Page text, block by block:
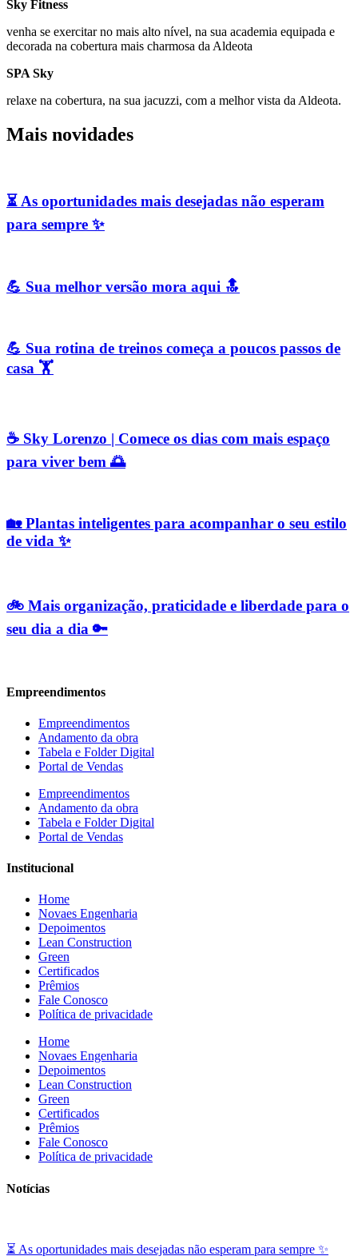
Sky Fitness
venha se exercitar no mais alto nível, na sua academia equipada e
decorada na cobertura mais charmosa da Aldeota
SPA Sky
relaxe na cobertura, na sua jacuzzi, com a melhor vista da Aldeota.
Mais novidades
⏳ As oportunidades mais desejadas não esperam
para sempre ✨
💪 Sua melhor versão mora aqui 🔝
💪 Sua rotina de treinos começa a poucos passos de
casa 🏋️
☕ Sky Lorenzo | Comece os dias com mais espaço
para viver bem 🌅
🏡 Plantas inteligentes para acompanhar o seu estilo
de vida ✨
🚲 Mais organização, praticidade e liberdade para o
seu dia a dia 🔑
Empreendimentos
Empreendimentos
Andamento da obra
Tabela e Folder Digital
Portal de Vendas
Empreendimentos
Andamento da obra
Tabela e Folder Digital
Portal de Vendas
Institucional
Home
Novaes Engenharia
Depoimentos
Lean Construction
Green
Certificados
Prêmios
Fale Conosco
Política de privacidade
Home
Novaes Engenharia
Depoimentos
Lean Construction
Green
Certificados
Prêmios
Fale Conosco
Política de privacidade
Notícias
⏳ As oportunidades mais desejadas não esperam para sempre ✨